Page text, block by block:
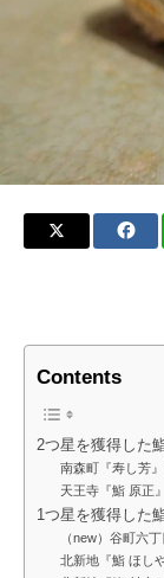
Contents
2つ星を獲得した
南森町『寿し芳
天王寺『鮨 原正
1つ星を獲得した
（new）谷町六
北新地『鮨 ほし